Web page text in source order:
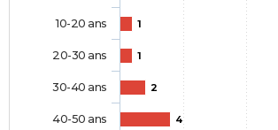
1
1
2
4
10-20 ans
20-30 ans
30-40 ans
40-50 ans